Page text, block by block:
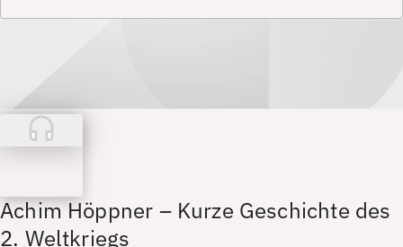
Achim Höppner – Kurze Geschichte des
2. Weltkriegs